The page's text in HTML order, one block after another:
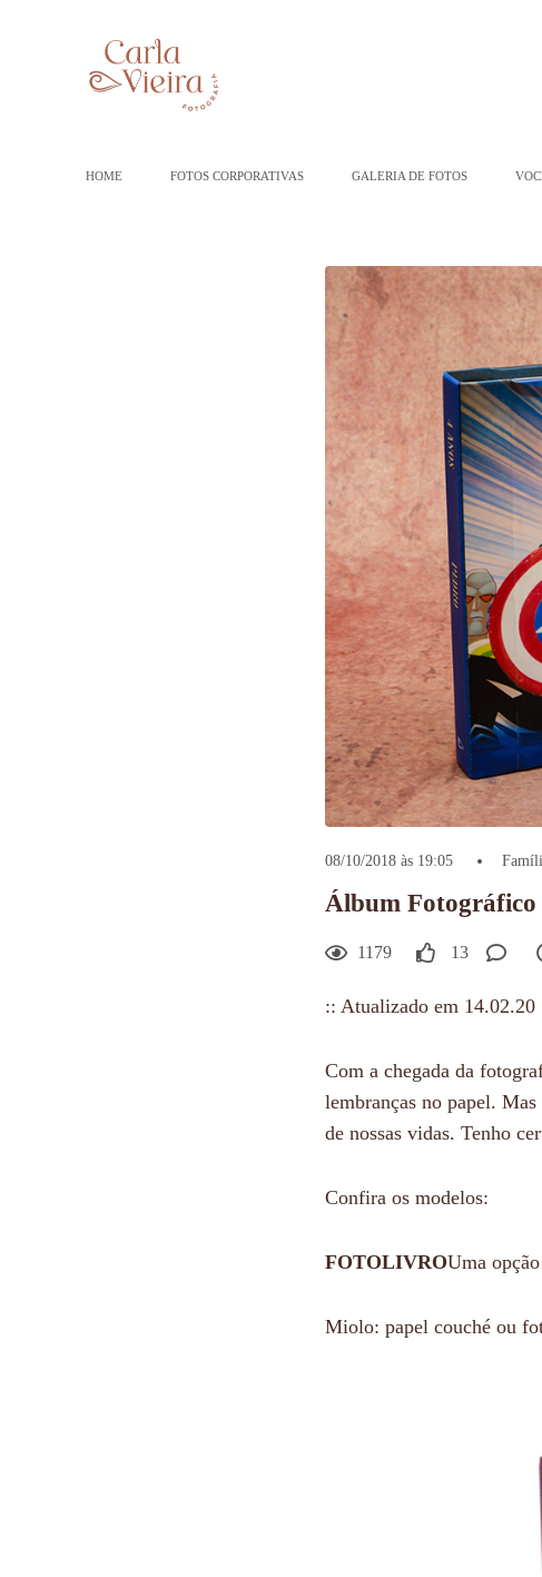
HOME FOTOS CORPORATIVAS GALERIA DE FOTOS
08/10/2018 às 19:05
Álbum Fotográfico
1179 13
:: Atualizado em 14.02.20
Com a chegada da
lembranças no papel.
de nossas vidas. Tenho
Confira os modelos:
FOTOLIVROUma
Miolo: papel couché ou